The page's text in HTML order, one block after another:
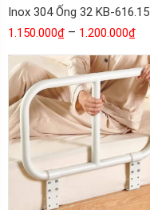
Inox 304 Ống 32 KB-616.15
1.150.000₫ – 1.200.000₫